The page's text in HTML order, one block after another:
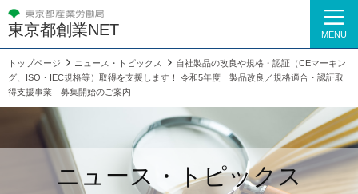
東京都創業NET MENU
トップページ ニュース・トピックス
自社製品の改良や規格・認証（CEマーキン
グ、ISO・IEC規格等）取得を支援します！ 令和5年度 製品改良／規格適合・認証取
得支援事業 募集開始のご案内
ニュース・トピックス